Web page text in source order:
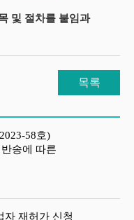
및 절차를 붙임과
목록
58호)
송에 따른
자 재허가 신청